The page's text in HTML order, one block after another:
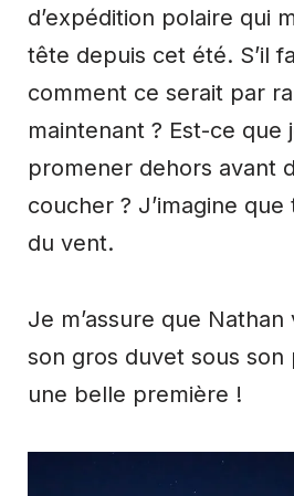
d’expédition polaire qui
tête depuis cet été. S’il
comment ce serait par
maintenant ? Est-ce que
promener dehors avant
coucher ? J’imagine
du vent.
Je m’assure que Nathan
son gros duvet sous son
une belle première !